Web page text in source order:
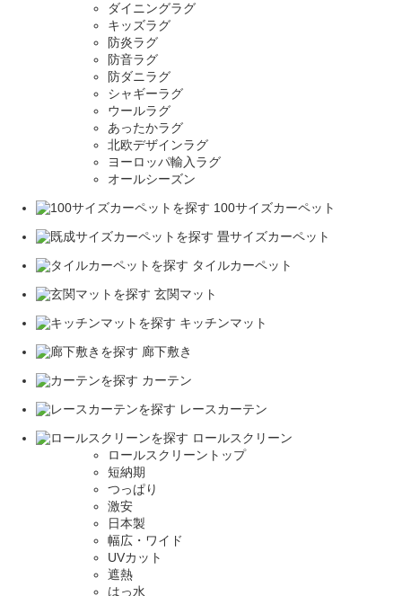
ダイニングラグ
キッズラグ
防炎ラグ
防音ラグ
防ダニラグ
シャギーラグ
ウールラグ
あったかラグ
北欧デザインラグ
ヨーロッパ輸入ラグ
オールシーズン
100サイズカーペット
畳サイズカーペット
タイルカーペット
玄関マット
キッチンマット
廊下敷き
カーテン
レースカーテン
ロールスクリーン
ロールスクリーントップ
短納期
つっぱり
激安
日本製
幅広・ワイド
UVカット
遮熱
はっ水